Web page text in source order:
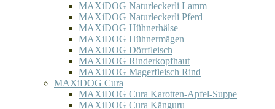
MAXiDOG Naturleckerli Lamm
MAXiDOG Naturleckerli Pferd
MAXiDOG Hühnerhälse
MAXiDOG Hühnermägen
MAXiDOG Dörrfleisch
MAXiDOG Rinderkopfhaut
MAXiDOG Magerfleisch Rind
MAXiDOG Cura
MAXiDOG Cura Karotten-Apfel-Suppe
MAXiDOG Cura Känguru